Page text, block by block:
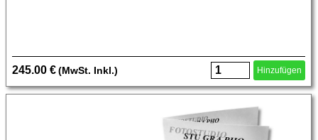
245.00 € (MwSt. Inkl.) Hinzufügen